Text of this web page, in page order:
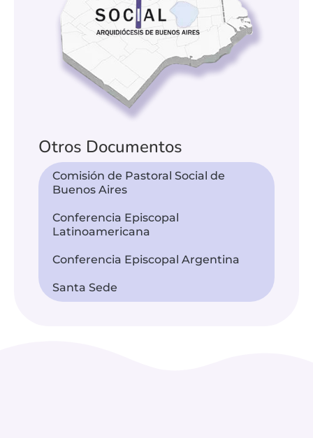
Otros Documentos
Comisión de Pastoral Social de
Buenos Aires
Conferencia Episcopal
Latinoamericana
Conferencia Episcopal Argentina
Santa Sede